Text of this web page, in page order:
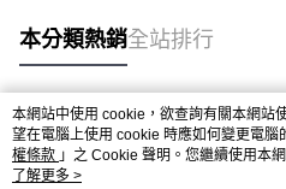
本分類熱銷全站排行
熱門標籤
本網站中使用 cookie，欲查詢有關本網站
望在電腦上使用 cookie 時應如何變更電腦
權條款 」之 Cookie 聲明。您繼續使用本
用條款之 Cookie 聲明使用 cookie。
了解更多 >